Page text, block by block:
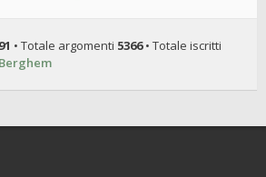
• Totale argomenti 5366• Totale iscritti
Berghem